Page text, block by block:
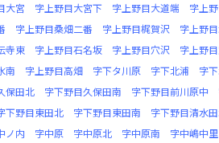
大宮 字上野目大宮下 字上野目大道端 字上
字上野目桑畑二番 字上野目梶賀沢 字上野
寺東 字上野目石名坂 字上野目穴沢 字上野
南 字上野目高畑 字下タ川原 字下北浦 字
保田北 字下野目久保田南 字下野目前川原中
下野目東田北 字下野目東田南 字下野目清水
ノ内 字中原 字中原北 字中原南 字中嶋中里